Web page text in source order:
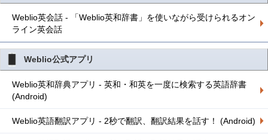
Weblio英会話 - 「Weblio英和辞書」を使いながら受けられるオン
ライン英会話
Weblio公式アプリ
Weblio英和辞典アプリ - 英和・和英を一度に検索する英語辞書
(Android)
Weblio英語翻訳アプリ - 2秒で翻訳、翻訳結果を話す！ (Android)